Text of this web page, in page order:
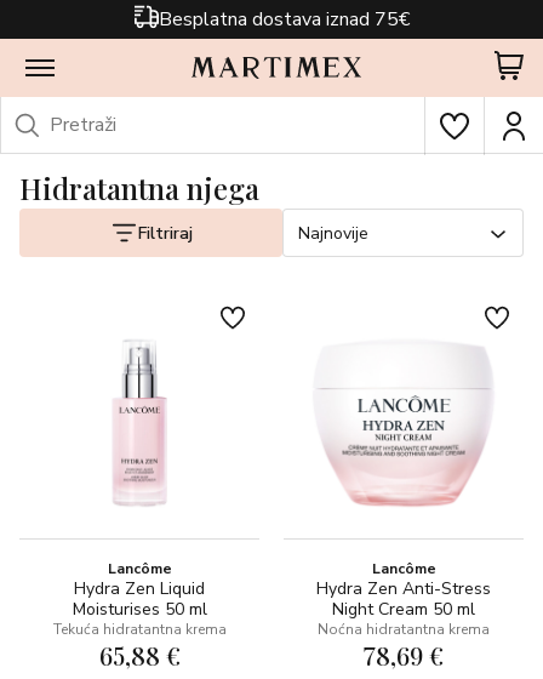
Besplatna dostava iznad 75€
Hidratantna njega
Filtriraj Najnovije
Lancôme
Hydra Zen Liquid
Moisturises 50 ml
Tekuća hidratantna krema
65,88 €
Lancôme
Hydra Zen Anti-Stress
Night Cream 50 ml
Noćna hidratantna krema
78,69 €